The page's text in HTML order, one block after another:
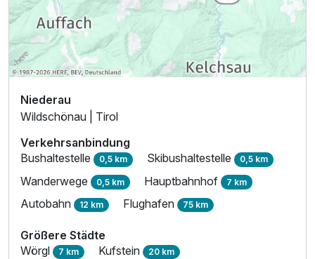
Niederau
Wildschönau | Tirol
Verkehrsanbindung
Bushaltestelle 0,5 km Skibushaltestelle 0,5 km
Wanderwege 0,5 km Hauptbahnhof 7 km
Autobahn 12 km Flughafen 75 km
Größere Städte
Wörgl 7 km Kufstein 20 km